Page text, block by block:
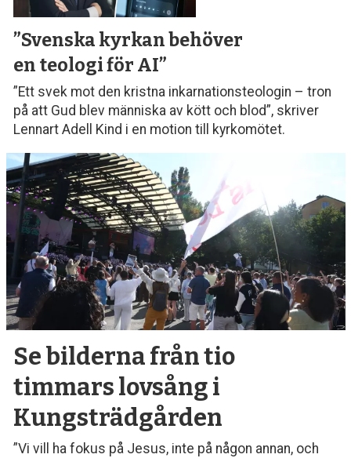
”Svenska kyrkan behöver
en teologi för AI”
”Ett svek mot den kristna inkarnationsteologin – tron
på att Gud blev människa av kött och blod”, skriver
Lennart Adell Kind i en motion till kyrkomötet.
Se bilderna från tio
timmars lovsång i
Kungsträdgården
”Vi vill ha fokus på Jesus, inte på någon annan, och